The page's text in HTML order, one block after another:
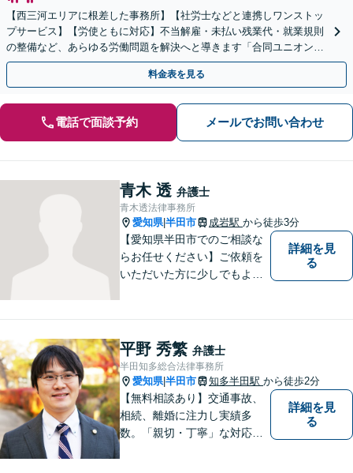
【西三河エリアに根差した事務所】【社労士などと連携しワンストッ
プサービス】【労使ともに対応】不当解雇・未払い残業代・就業規則
の整備など、あらゆる労働問題を解決へと導きます「合同ユニオン」
との交渉を代理した経験あり【休日・夜間相談あり】
料金表を見る
電話で面談予約 メールでお問い合わせ
青木 透 弁護士
青木透法律事務所
愛知県|半田市 成岩駅 から徒歩3分
【愛知県半田市でのご相談な
らお任せください】ご依頼を
いただいた方に少しでもよい
詳細を見
る
平野 秀繁 弁護士
半田知多総合法律事務所
愛知県|半田市 知多半田駅 から徒歩2分
【無料相談あり】交通事故、
相続、離婚に注力し実績多
数。「親切・丁寧」な対応
詳細を見
る